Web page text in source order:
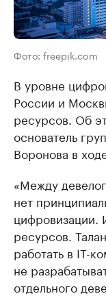
Фото: freepik.com
В уровне
России и
ресурсов. Об
основатель
Воронова в
«Между
нет
цифровизации.
ресурсов.
работать в IT-
не
отдельного